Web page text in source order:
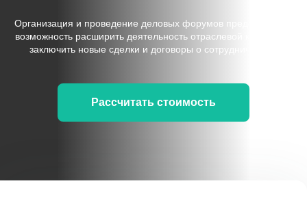
Организация и проведение деловых форумов предоставляет
возможность расширить деятельность отраслевой компании,
заключить новые сделки и договоры о сотрудничестве.
Рассчитать стоимость